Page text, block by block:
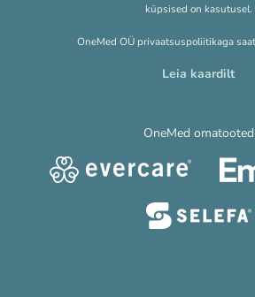
küpsised on kasutusel.
OneMed OÜ privaatsuspoliitikaga
Leia kaardilt
OneMed omatooted